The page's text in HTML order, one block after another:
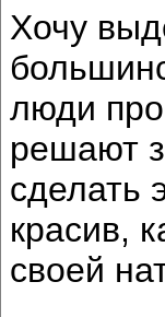
Хочу
люди
решают
сделать
красив,
своей